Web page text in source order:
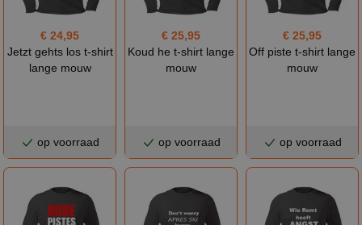
€ 24,95
Jetzt gehts los t-shirt
lange mouw
op voorraad
€ 25,95
Koud he t-shirt lange
mouw
op voorraad
€ 25,95
Off piste t-shirt lange
mouw
op voorraad